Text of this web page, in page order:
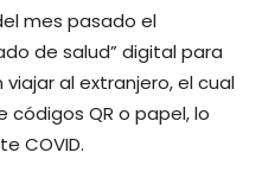
mes pasado el
de salud” digital para
al extranjero, el cual
códigos QR o papel, lo
COVID.